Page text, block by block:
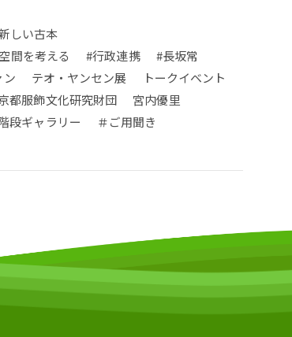
しい古本
間を考える #行政連携
#長坂常
ン テオ・ヤンセン展
トークイベント
都服飾文化研究財団
宮内優里
段ギャラリー
＃ご用聞き